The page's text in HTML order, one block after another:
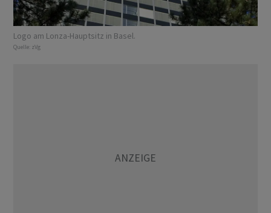
Logo am Lonza-Hauptsitz in Basel.
Quelle: zVg